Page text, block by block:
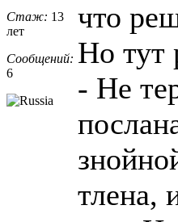
Стаж: 13
лет
Сообщений:
6
что
Но тут
- Не
тлена,